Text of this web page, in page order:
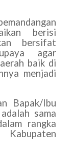
berisi
bersifat
agar
baik di
menjadi
Bapak/Ibu
sama
rangka
Kabupaten